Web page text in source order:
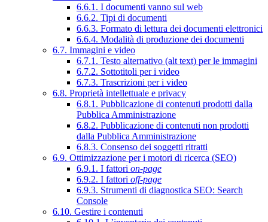
6.6.1. I documenti vanno sul web
6.6.2. Tipi di documenti
6.6.3. Formato di lettura dei documenti elettronici
6.6.4. Modalità di produzione dei documenti
6.7. Immagini e video
6.7.1. Testo alternativo (alt text) per le immagini
6.7.2. Sottotitoli per i video
6.7.3. Trascrizioni per i video
6.8. Proprietà intellettuale e privacy
6.8.1. Pubblicazione di contenuti prodotti dalla
Pubblica Amministrazione
6.8.2. Pubblicazione di contenuti non prodotti
dalla Pubblica Amministrazione
6.8.3. Consenso dei soggetti ritratti
6.9. Ottimizzazione per i motori di ricerca (SEO)
6.9.1. I fattori on-page
6.9.2. I fattori off-page
6.9.3. Strumenti di diagnostica SEO: Search
Console
6.10. Gestire i contenuti